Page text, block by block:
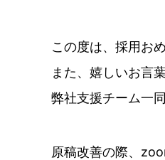
この度は、採用お
また、嬉しいお言
弊社支援チーム一
原稿改善の際、